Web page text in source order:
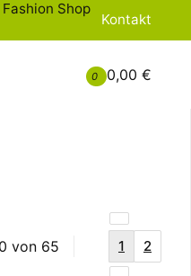
Kontakt
Shop
0 0,00 €
von 65 1 2